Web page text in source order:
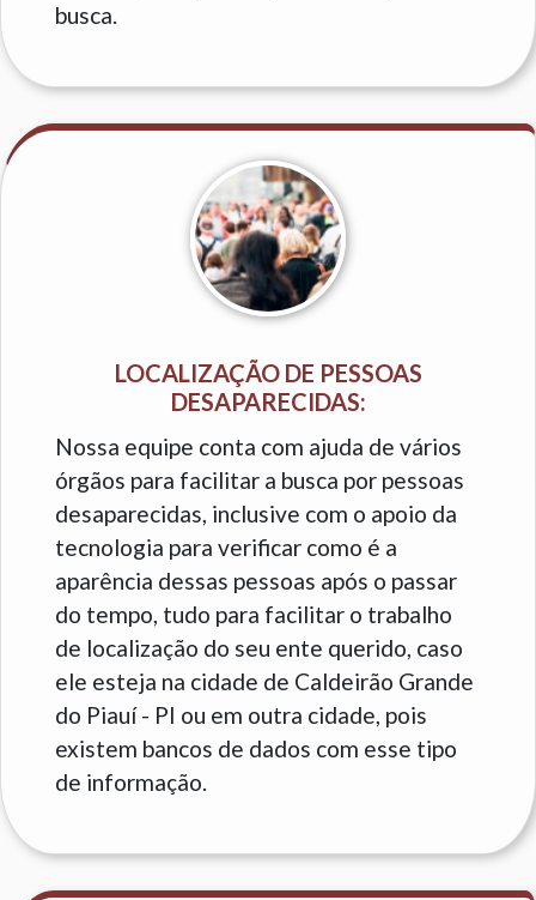
busca.
LOCALIZAÇÃO DE PESSOAS
DESAPARECIDAS:
Nossa equipe conta com ajuda de vários
órgãos para facilitar a busca por pessoas
desaparecidas, inclusive com o apoio da
tecnologia para verificar como é a
aparência dessas pessoas após o passar
do tempo, tudo para facilitar o trabalho
de localização do seu ente querido, caso
ele esteja na cidade de Caldeirão Grande
do Piauí - PI ou em outra cidade, pois
existem bancos de dados com esse tipo
de informação.